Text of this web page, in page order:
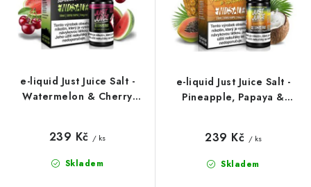
Vše o nákupu Jak reklamovat či vrátit zboží
Recenze
Kontakty
Prodejny Volná místa
e-liquid Just Juice Salt -
Watermelon & Cherry
Skladem
239 Kč / ks
e-liquid Just Juice Salt -
Pineapple, Papaya &
Skladem
239 Kč / ks